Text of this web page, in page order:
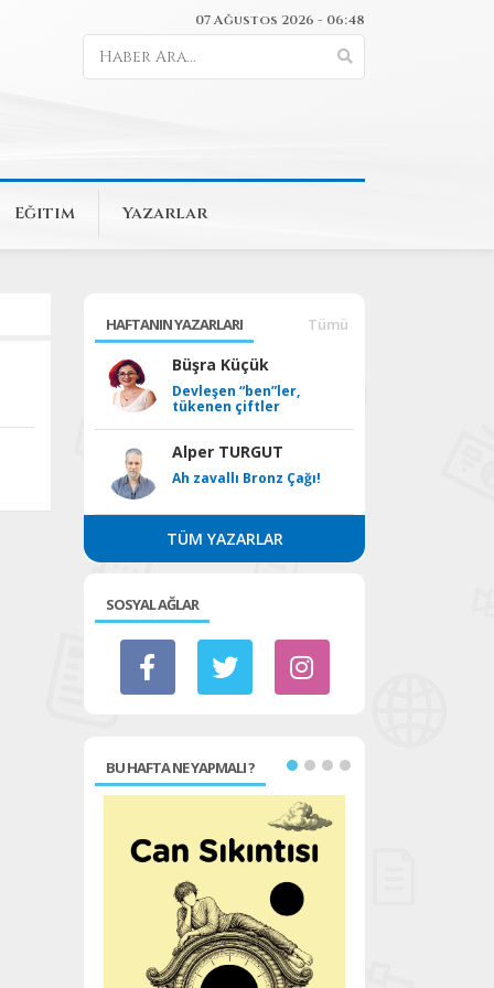
07 Ağustos 2026 - 06:48
Eğitim Yazarlar
HAFTANIN YAZARLARI Tümü
Büşra Küçük
Devleşen “ben”ler,
tükenen çiftler
Alper TURGUT
Ah zavallı Bronz Çağı!
TÜM YAZARLAR
SOSYAL AĞLAR
BU HAFTA NE YAPMALI ?